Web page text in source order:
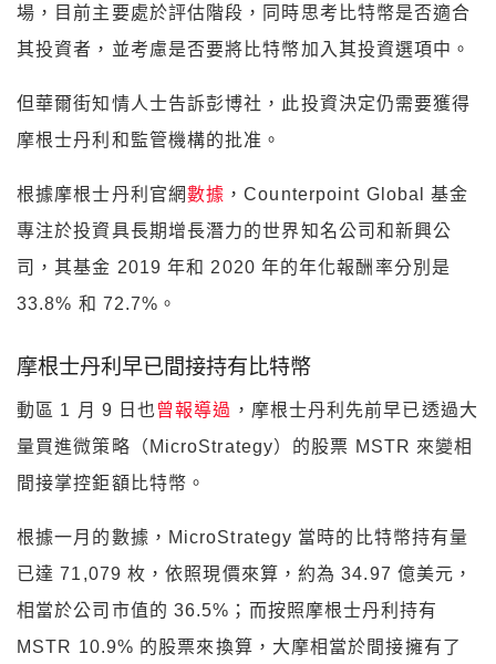
場，目前主要處於評估階段，同時思考比特幣是否適合
其投資者，並考慮是否要將比特幣加入其投資選項中。
但華爾街知情人士告訴彭博社，此投資決定仍需要獲得
摩根士丹利和監管機構的批准。
根據摩根士丹利官網數據 ，Counterpoint Global 基金
專注於投資具長期增長潛力的世界知名公司和新興公
司，其基金 2019 年和 2020 年的年化報酬率分別是
33.8% 和 72.7%。
摩根士丹利早已間接持有比特幣
動區 1 月 9 日也 曾報導過 ，摩根士丹利先前早已透過大
量買進微策略（MicroStrategy）的股票 MSTR 來變相
間接掌控鉅額比特幣。
根據一月的數據，MicroStrategy 當時的比特幣持有量
已達 71,079 枚，依照現價來算，約為 34.97 億美元，
相當於公司市值的 36.5%；而按照摩根士丹利持有
MSTR 10.9% 的股票來換算，大摩相當於間接擁有了